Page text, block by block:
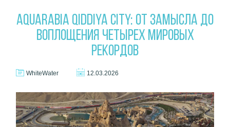
AQUARABIA QIDDIYA CITY: ОТ ЗАМЫСЛА ДО
ВОПЛОЩЕНИЯ ЧЕТЫРЕХ МИРОВЫХ
РЕКОРДОВ
WhiteWater 12.03.2026